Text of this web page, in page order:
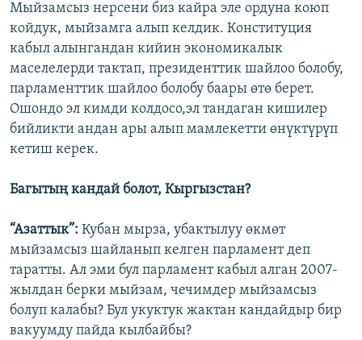
Мыйзамсыз нерсени биз кайра эле ордуна коюп
койдук, мыйзамга алып келдик. Конституция
кабыл алынгандан кийин экономикалык
маселелерди тактап, президенттик шайлоо болобу,
парламенттик шайлоо болобу баары өтө берет.
Ошондо эл кимди колдосо,эл тандаган кишилер
бийликти андан ары алып мамлекетти өнүктүрүп
кетиш керек.
Багытың кандай болот, Кыргызстан?
“Азаттык”: Кубан мырза, убактылуу өкмөт
мыйзамсыз шайланып келген парламент деп
таратты. Ал эми бул парламент кабыл алган 2007-
жылдан берки мыйзам, чечимдер мыйзамсыз
болуп калабы? Бул укуктук жактан кандайдыр бир
вакуумду пайда кылбайбы?